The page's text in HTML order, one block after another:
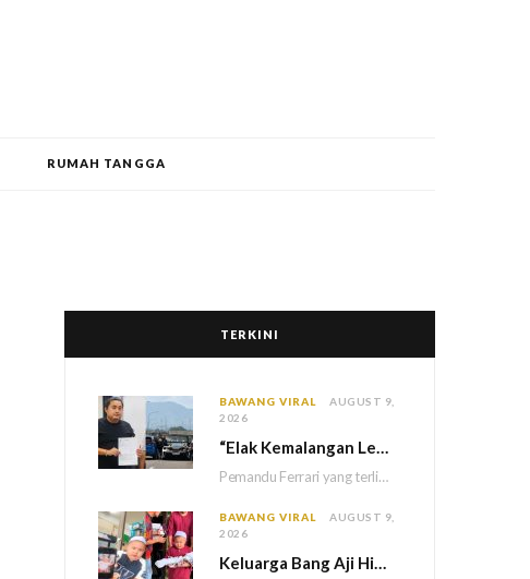
RUMAH TANGGA
TERKINI
BAWANG VIRAL
AUGUST 9,
2026
“Elak Kemalangan Lebih Besar” – Bukan Sengaja Tukar Lorong, Pemandu Ferrari Jelaskan Insiden Pergaduhan Di PLUS
Pemandu Ferrari yang terlibat dalam video pergaduhan dengan pemandu Perodua Aruz di Lebuhraya Utara-Selatan (PLUS)…
BAWANG VIRAL
AUGUST 9,
2026
Keluarga Bang Aji Hiba, Bayi Kayla Meninggal Dunia Selepas 49 Hari Akibat Tersedak Susu